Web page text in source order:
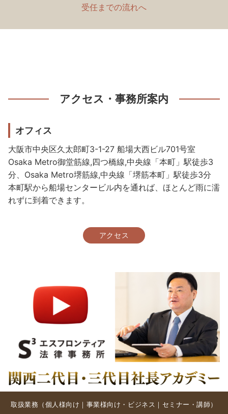
受任までの流れへ
アクセス・事務所案内
オフィス
大阪市中央区久太郎町3-1-27 船場大西ビル701号室
Osaka Metro御堂筋線,四つ橋線,中央線「本町」駅徒歩3
分、Osaka Metro堺筋線,中央線「堺筋本町」駅徒歩3分
本町駅から船場センタービル内を通れば、ほとんど雨に濡
れずに到着できます。
アクセス
取扱業務（ 個人様向け ｜ 事業様向け・ビジネス ｜ セミナー・講師）